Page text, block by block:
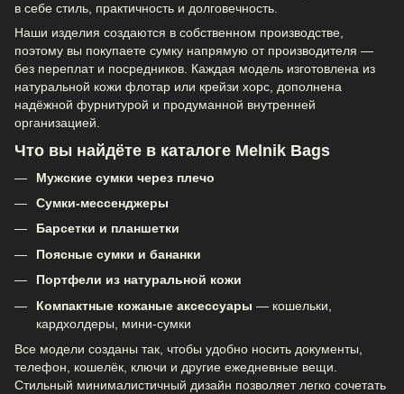
в себе стиль, практичность и долговечность.
Наши изделия создаются в собственном производстве,
поэтому вы покупаете сумку напрямую от производителя —
без переплат и посредников. Каждая модель изготовлена из
натуральной кожи флотар или крейзи хорс, дополнена
надёжной фурнитурой и продуманной внутренней
организацией.
Что вы найдёте в каталоге Melnik Bags
Мужские сумки через плечо
Сумки-мессенджеры
Барсетки и планшетки
Поясные сумки и бананки
Портфели из натуральной кожи
Компактные кожаные аксессуары — кошельки,
кардхолдеры, мини-сумки
Все модели созданы так, чтобы удобно носить документы,
телефон, кошелёк, ключи и другие ежедневные вещи.
Стильный минималистичный дизайн позволяет легко сочетать